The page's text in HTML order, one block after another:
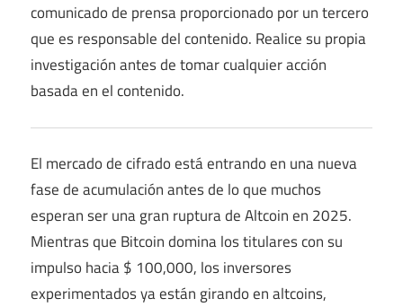
comunicado de prensa proporcionado por un tercero
que es responsable del contenido. Realice su propia
investigación antes de tomar cualquier acción
basada en el contenido.
El mercado de cifrado está entrando en una nueva
fase de acumulación antes de lo que muchos
esperan ser una gran ruptura de Altcoin en 2025.
Mientras que Bitcoin domina los titulares con su
impulso hacia $ 100,000, los inversores
experimentados ya están girando en altcoins,